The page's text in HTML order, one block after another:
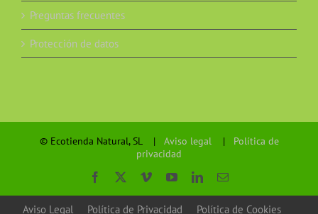
Preguntas frecuentes
Protección de datos
© Ecotienda Natural, SL | Aviso legal| Política de
privacidad
Facebook VimeoYouTubeLinkedInCorreo
Aviso Legal Política de Privacidad Política de Cookies